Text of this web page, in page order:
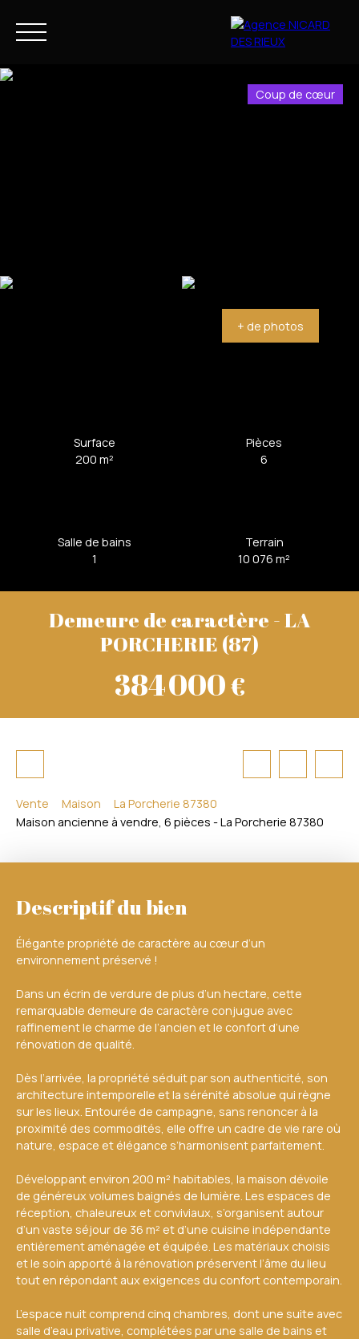
Coup de cœur
+ de photos
Surface
200m²
Pièces
6
Salle de bains
1
Terrain
10 076m²
Demeure de caractère - LA
PORCHERIE (87)
384 000€
Vente Maison
La Porcherie 87380
Maison ancienne à vendre, 6 pièces - La Porcherie 87380
Descriptif du bien
Élégante propriété de caractère au cœur d’un
environnement préservé !
Dans un écrin de verdure de plus d’un hectare, cette
remarquable demeure de caractère conjugue avec
raffinement le charme de l’ancien et le confort d’une
rénovation de qualité.
Dès l’arrivée, la propriété séduit par son authenticité, son
architecture intemporelle et la sérénité absolue qui règne
sur les lieux. Entourée de campagne, sans renoncer à la
proximité des commodités, elle offre un cadre de vie rare où
nature, espace et élégance s’harmonisent parfaitement.
Développant environ 200 m² habitables, la maison dévoile
de généreux volumes baignés de lumière. Les espaces de
réception, chaleureux et conviviaux, s’organisent autour
d’un vaste séjour de 36 m² et d’une cuisine indépendante
entièrement aménagée et équipée. Les matériaux choisis
et le soin apporté à la rénovation préservent l’âme du lieu
tout en répondant aux exigences du confort contemporain.
L’espace nuit comprend cinq chambres, dont une suite avec
salle d’eau privative, complétées par une salle de bains et